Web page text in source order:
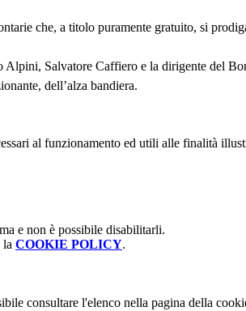
che, a titolo puramente gratuito, si
Salvatore Caffiero e la dirigente del
dell’alza bandiera.
al funzionamento ed utili alle finalità
e non è possibile disabilitarli.
la COOKIE POLICY.
consultare l'elenco nella pagina della